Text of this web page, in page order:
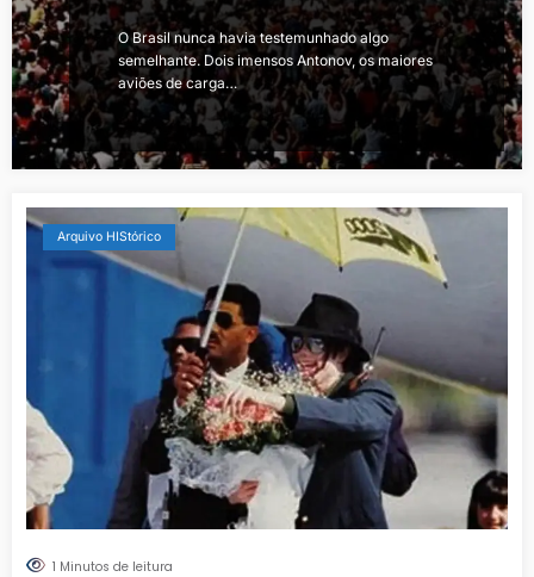
O Brasil nunca havia testemunhado algo
semelhante. Dois imensos Antonov, os maiores
aviões de carga…
Arquivo HIStórico
1 Minutos de leitura